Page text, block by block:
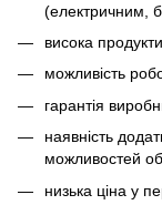
(електричним,
висока
можливість
гарантія
наявність
можливостей
низька ціна у